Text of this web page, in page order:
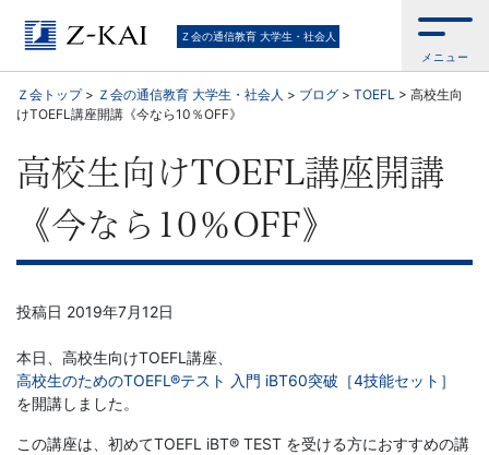
【Ｚ
会】
大
学
生・
会
人
向
Ｚ会の通信教育 大学生・社会人
メニュー
Ｚ会トップ> Ｚ会の通信教育 大学生・社会人 > ブログ > TOEFL > 高校生向
けTOEFL講座開講《今なら10％OFF》
高校生向けTOEFL講座開講
《今なら10％OFF》
投稿日 2019年7月12日
本日、高校生向けTOEFL講座、
高校生のためのTOEFL®テスト 入門 iBT60突破［4技能セット］
を開講しました。
この講座は、初めてTOEFL iBT® TEST を受ける方におすすめの講